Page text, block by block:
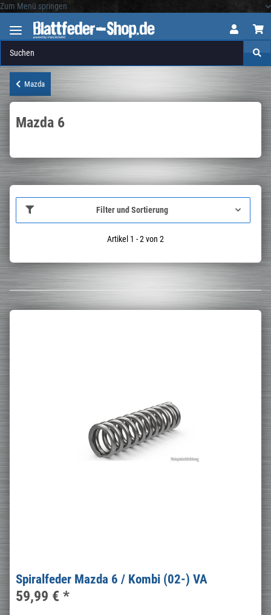
Zum Menü springen
Mazda
Mazda 6
Filter und Sortierung
Artikel 1 - 2 von 2
Spiralfeder Mazda 6 / Kombi (02-) VA
59,99 € *